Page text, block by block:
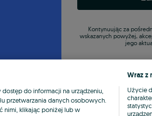
Kontynuując za
wskazanych powyżej,
jego
do informacji na urządzeniu,
przetwarzania danych osobowych.
nimi, klikając poniżej lub w
Wraz z
Użycie